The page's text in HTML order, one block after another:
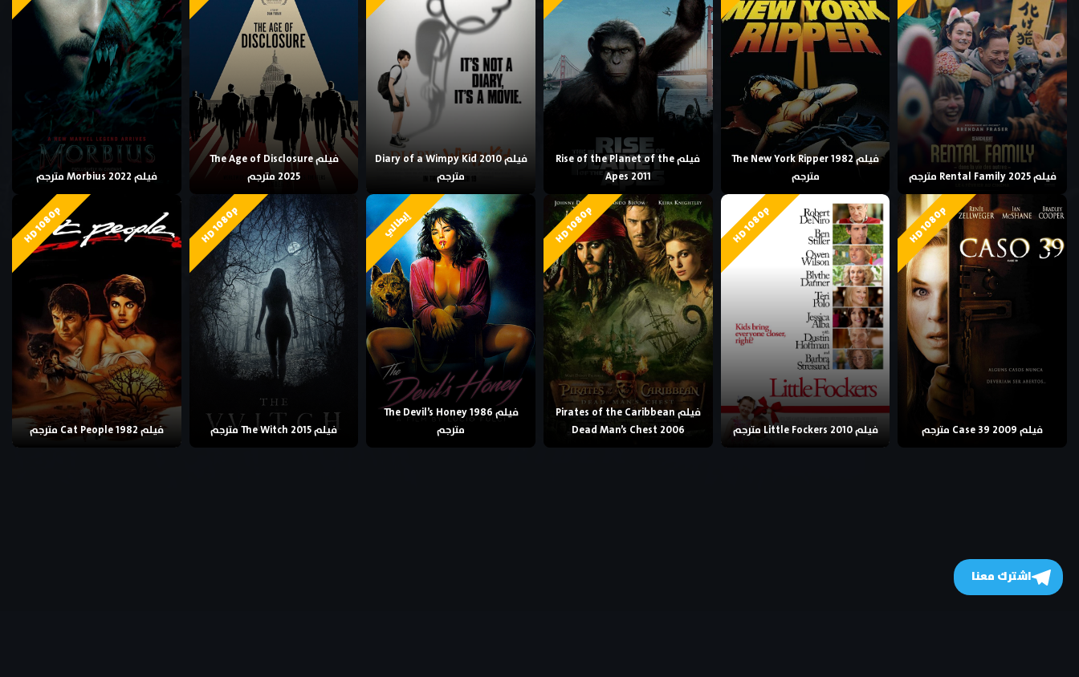
فيلم Rental Family 2025 مترجم
فيلم The New York Ripper 1982
مترجم
فيلم Rise of the Planet of the
Apes 2011
فيلم Diary of a Wimpy Kid 2010
مترجم
فيلم The Age of Disclosure
2025 مترجم
فيلم Morbius 2022 مترجم
HD 1080p
فيلم Case 39 2009 مترجم
HD 1080p
فيلم Little Fockers 2010 مترجم
HD 1080p
فيلم Pirates of the Caribbean
Dead Man’s Chest 2006
إيطالي
فيلم The Devil’s Honey 1986
مترجم
HD 1080p
فيلم The Witch 2015 مترجم
HD 1080p
فيلم Cat People 1982 مترجم
اشترك معنا